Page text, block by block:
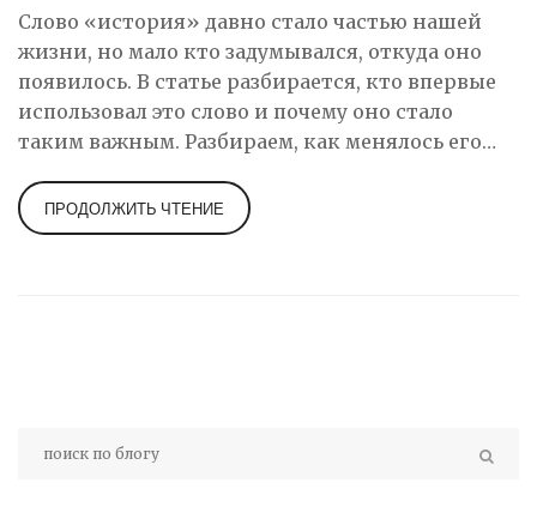
Слово «история» давно стало частью нашей
жизни, но мало кто задумывался, откуда оно
появилось. В статье разбирается, кто впервые
использовал это слово и почему оно стало
таким важным. Разбираем, как менялось его
в других языках. Делимся фактами и советами,
как проще запомнить подобные языковые
ПРОДОЛЖИТЬ ЧТЕНИЕ